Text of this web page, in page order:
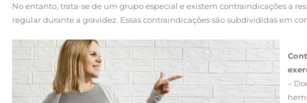
No entanto, trata-se de um grupo especial e existem contraindicações a
regular durante a gravidez. Essas contraindicações são subdivididas em
–